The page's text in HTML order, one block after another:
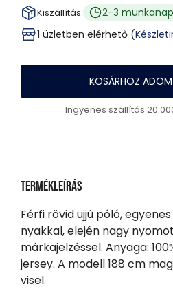
Kiszállítás:
2-3 munkanap
1 üzletben elérhető (
KOSÁRHOZ ADOM
Ingyenes szállítás
Termékleírás
Férfi rövid ujjú póló,
nyakkal, elején nagy
márkajelzéssel. Anyaga:
jersey. A modell 188 cm
visel.